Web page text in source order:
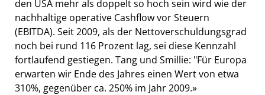
den USA mehr als doppelt so hoch sein wird wie der
nachhaltige operative Cashflow vor Steuern
(EBITDA). Seit 2009, als der Nettoverschuldungsgrad
noch bei rund 116 Prozent lag, sei diese Kennzahl
fortlaufend gestiegen. Tang und Smillie: "Für Europa
erwarten wir Ende des Jahres einen Wert von etwa
310%, gegenüber ca. 250% im Jahr 2009.»